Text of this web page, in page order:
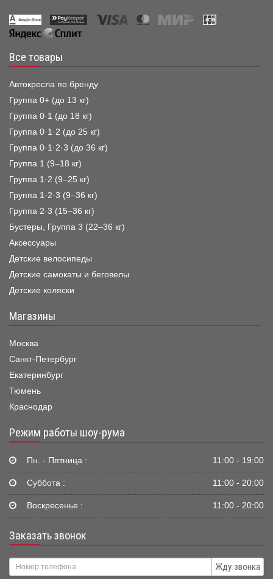
Все товары
Автокресла по бренду
Группа 0+ (до 13 кг)
Группа 0·1 (до 18 кг)
Группа 0·1·2 (до 25 кг)
Группа 0·1·2·3 (до 36 кг)
Группа 1 (9–18 кг)
Группа 1·2 (9–25 кг)
Группа 1·2·3 (9–36 кг)
Группа 2·3 (15–36 кг)
Бустеры, Группа 3 (22–36 кг)
Аксессуары
Детские велосипеды
Детские самокаты и беговелы
Детские коляски
Магазины
Москва
Санкт-Петербург
Екатеринбург
Тюмень
Краснодар
Режим работы шоу-рума
Пн. - Пятница : 11:00 - 19:00
Суббота : 11:00 - 20:00
Воскресенье : 11:00 - 20:00
Заказать звонок
Жду звонка